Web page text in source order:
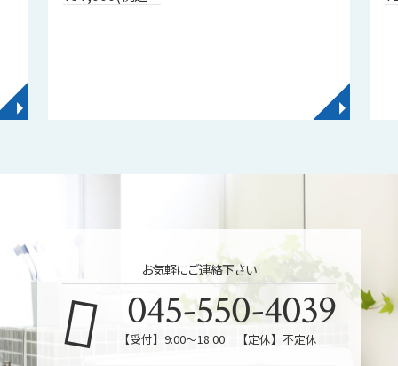
◥ ◥
お気軽にご連絡下さい
045-550-4039
【受付】9:00〜18:00 【定休】不定休